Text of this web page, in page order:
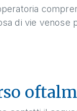
di vie venose